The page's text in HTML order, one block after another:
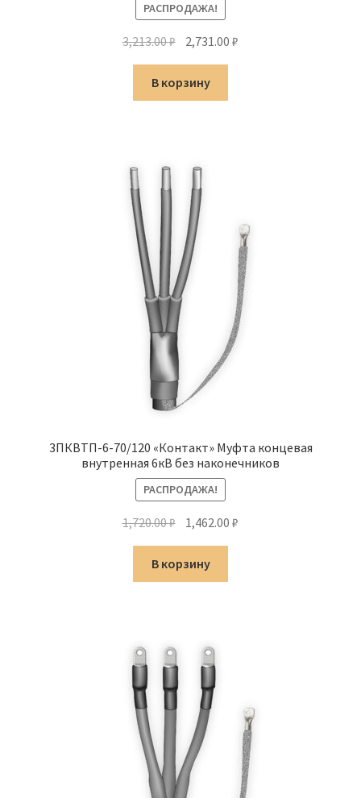
РАСПРОДАЖА!
3,213.00₽ Первоначальная
составляла
3,213.00 ₽.
2,731.00₽
В корзину
3ПКВТП-6-70/120 «Контакт» Муфта концевая
внутренная 6кВ без наконечников
РАСПРОДАЖА!
1,720.00₽ Первоначальная
цена
составляла
1,720.00 ₽.
1,462.00₽
В корзину